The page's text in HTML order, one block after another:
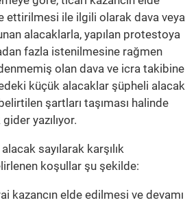
ettirilmesi ile ilgili olarak dava veya
alacaklarla, yapılan protestoya
fazla istenilmesine rağmen
olan dava ve icra takibine
küçük alacaklar şüpheli alacak
şartları taşıması halinde
yazılıyor.
sayılarak karşılık
koşullar şu şekilde:
kazancın elde edilmesi ve devamı